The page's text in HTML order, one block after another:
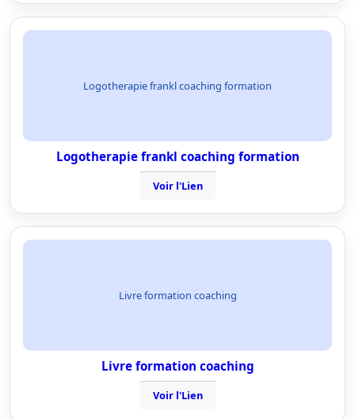
Logotherapie frankl coaching formation
Logotherapie frankl coaching formation
Voir l'Lien
Livre formation coaching
Livre formation coaching
Voir l'Lien